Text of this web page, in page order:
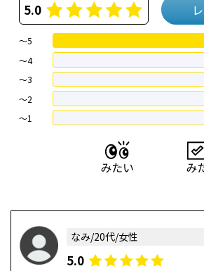
5.0
～5
～4
〜3
〜2
〜1
なみ/20代/女性
5.0